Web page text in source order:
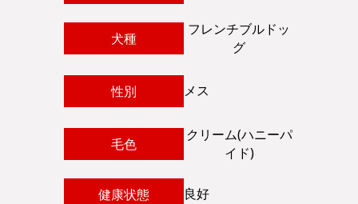
犬種
フレンチブルドッ
グ
性別 メス
毛色
クリーム(ハニーパ
イド)
健康状態 良好